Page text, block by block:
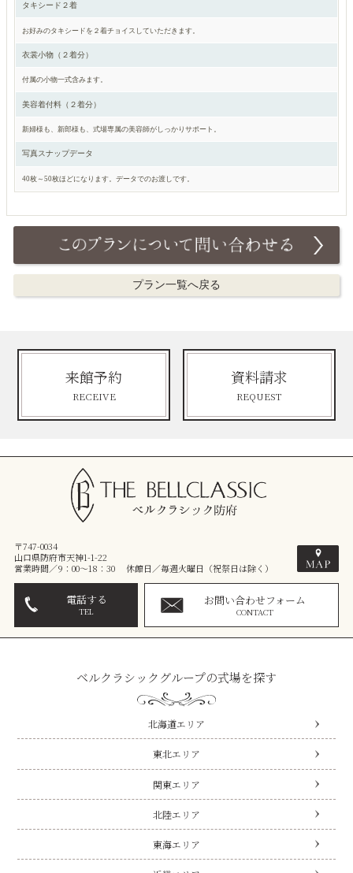
タキシード２着
お好みのタキシードを２着チョイスしていただきます。
衣裳小物（２着分）
付属の小物一式含みます。
美容着付料（２着分）
新婦様も、新郎様も、式場専属の美容師がしっかりサポート。
写真スナップデータ
40枚～50枚ほどになります。データでのお渡しです。
プラン一覧へ戻る
来館予約
RECEIVE
資料請求
REQUEST
〒747-0034
山口県防府市天神1-1-22
営業時間／9：00～18：30 休館日／毎週火曜日（祝祭日は除く）
電話する
TEL
お問い合わせフォーム
CONTACT
ベルクラシックグループの式場を探す
北海道エリア
東北エリア
関東エリア
北陸エリア
東海エリア